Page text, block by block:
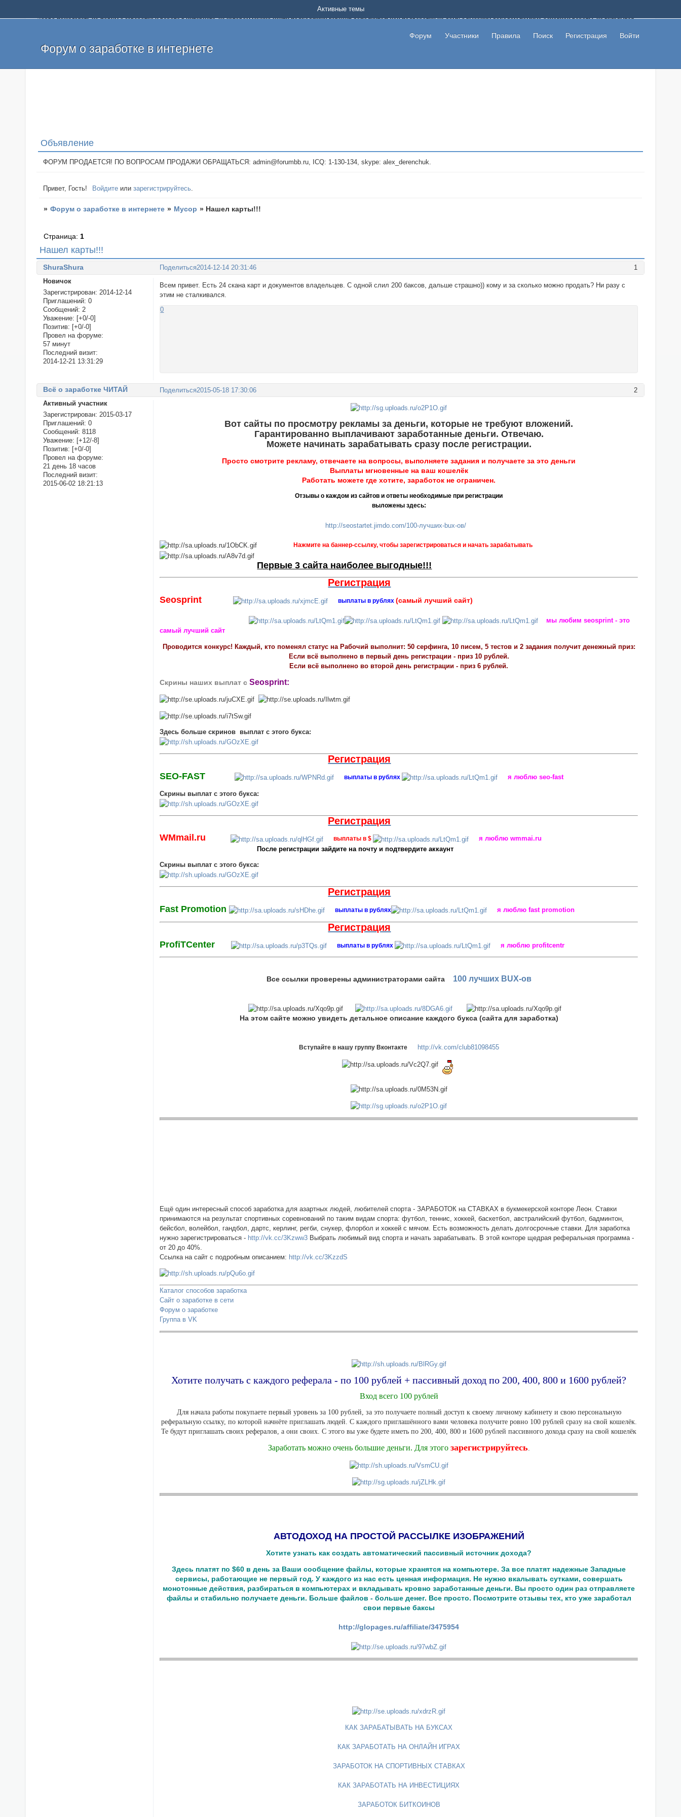
Добро пожаловать на форум о заработке и работе в интернете, на котором можно найти подходящий вариант дополнительной подработки на дому с высоким доходом помимо основной работы, не вкладывая
и оставлять свои отзывы. Если вы знаете, что определенный проект или сайт не платит, то указывайте в теме что это лохотрон, чтобы другие пользователи не попались на развод. Вы сможете начать зарабатывать
легкие деньги без вложений и регистрации уже сегодня. Создавайте новые темы, размещайте объявления со своими пригласительными ссылками и первая прибыль не заставит себя долго ждать.
Форум о заработке в интернете
Форум Участники Правила Поиск Регистрация Войти
Активные темы
Объявление
ФОРУМ ПРОДАЕТСЯ! ПО ВОПРОСАМ ПРОДАЖИ ОБРАЩАТЬСЯ: admin@forumbb.ru, ICQ: 1-130-134, skype: alex_derenchuk.
Привет, Гость! Войдите илизарегистрируйтесь.
» Форум о заработке в интернете » Мусор » Нашел карты!!!
Нашел карты!!!
Страница: 1
Поделиться 1
2014-12-14 20:31:46
ShuraShura
Новичок
Зарегистрирован: 2014-12-14
Приглашений: 0
Сообщений: 2
Уважение: [+0/-0]
Позитив: [+0/-0]
Провел на форуме:
57 минут
Последний визит:
2014-12-21 13:31:29
Всем привет. Есть 24 скана карт и документов владельцев. С одной слил 200 баксов, дальше страшно)) кому и за сколько можно продать? Ни разу с
этим не сталкивался.
0
Поделиться 2
2015-05-18 17:30:06
Всё о заработке ЧИТАЙ
Активный участник
Зарегистрирован: 2015-03-17
Приглашений: 0
Сообщений: 8118
Уважение: [+12/-8]
Позитив: [+0/-0]
Провел на форуме:
21 день 18 часов
Последний визит:
2015-06-02 18:21:13
Вот сайты по просмотру рекламы за деньги, которые не требуют вложений.
Гарантированно выплачивают заработанные деньги. Отвечаю.
Можете начинать зарабатывать сразу после регистрации.
Просто смотрите рекламу, отвечаете на вопросы, выполняете задания и получаете за это деньги
Выплаты мгновенные на ваш кошелёк
Работать можете где хотите, заработок не ограничен.
Отзывы о каждом из сайтов и ответы необходимые при регистрации
выложены здесь:
http://seostartet.jimdo.com/100-лучших-bux-ов/
Нажмите на баннер-ссылку, чтобы зарегистрироваться и начать зарабатывать
Первые 3 сайта наиболее выгодные!!!
Регистрация
Seosprint выплаты в рублях(самый лучший сайт)
мы любим seosprint - это
самый лучший сайт
Проводится конкурс! Каждый, кто поменял статус на Рабочий выполнит: 50 серфинга, 10 писем, 5 тестов и 2 задания получит денежный приз:
Если всё выполнено в первый день регистрации - приз 10 рублей.
Если всё выполнено во второй день регистрации - приз 6 рублей.
Скрины наших выплат с Seosprint:
Здесь больше скринов выплат с этого букса:
Регистрация
SEO-FAST выплаты в рублях я люблю seo-fast
Скрины выплат с этого букса:
Регистрация
WMmail.ru выплаты в $
я люблю wmmai.ru
После регистрации зайдите на почту и подтвердите аккаунт
Скрины выплат с этого букса:
Регистрация
Fast Promotion выплаты в рублях я люблю fast promotion
Регистрация
ProfiTCenter выплаты в рублях я люблю profitcentr
Все ссылки проверены администраторами сайта 100 лучших BUX-ов
На этом сайте можно увидеть детальное описание каждого букса (сайта для заработка)
Вступайте в нашу группу Вконтакте http://vk.com/club81098455
Ещё один интересный способ заработка для азартных людей, любителей спорта - ЗАРАБОТОК на СТАВКАХ в букмекерской конторе Леон. Ставки
принимаются на результат спортивных соревнований по таким видам спорта: футбол, теннис, хоккей, баскетбол, австралийский футбол, бадминтон,
бейсбол, волейбол, гандбол, дартс, керлинг, регби, снукер, флорбол и хоккей с мячом. Есть возможность делать долгосрочные ставки. Для заработка
нужно зарегистрироваться - http://vk.cc/3Kzww3 Выбрать любимый вид спорта и начать зарабатывать. В этой конторе щедрая реферальная программа -
от 20 до 40%.
Ссылка на сайт с подробным описанием: http://vk.cc/3KzzdS
Каталог способов заработка
Сайт о заработке в сети
Форум о заработке
Группа в VK
Хотите получать с каждого реферала - по 100 рублей + пассивный доход по 200, 400, 800 и 1600 рублей?
Вход всего 100 рублей
Для начала работы покупаете первый уровень за 100 рублей, за это получаете полный доступ к своему личному кабинету и свою персональную
реферальную ссылку, по которой начнёте приглашать людей. С каждого приглашённого вами человека получите ровно 100 рублей сразу на свой кошелёк.
Те будут приглашать своих рефералов, а они своих. С этого вы уже будете иметь по 200, 400, 800 и 1600 рублей пассивного дохода сразу на свой кошелёк
Заработать можно очень большие деньги. Для этого зарегистрируйтесь
АВТОДОХОД НА ПРОСТОЙ РАССЫЛКЕ ИЗОБРАЖЕНИЙ
Хотите узнать как создать автоматический пассивный источник дохода?
Здесь платят по $60 в день за Ваши сообщение файлы, которые хранятся на компьютере. За все платят надежные Западные
сервисы, работающие не первый год. У каждого из нас есть ценная информация. Не нужно вкалывать сутками, совершать
монотонные действия, разбираться в компьютерах и вкладывать кровно заработанные деньги. Вы просто один раз отправляете
файлы и стабильно получаете деньги. Больше файлов - больше денег. Все просто. Посмотрите отзывы тех, кто уже заработал
свои первые баксы
http://glopages.ru/affiliate/3475954
КАК ЗАРАБАТЫВАТЬ НА БУКСАХ
КАК ЗАРАБОТАТЬ НА ОНЛАЙН ИГРАХ
ЗАРАБОТОК НА СПОРТИВНЫХ СТАВКАХ
КАК ЗАРАБОТАТЬ НА ИНВЕСТИЦИЯХ
ЗАРАБОТОК БИТКОИНОВ